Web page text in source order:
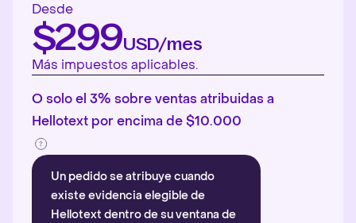
Desde
$299USD/mes
Más impuestos aplicables.
O solo el 3% sobre ventas atribuidas a
Hellotext por encima de $10.000
Un pedido se atribuye cuando
existe evidencia elegible de
Hellotext dentro de su ventana de